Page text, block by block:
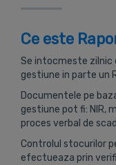
Ce este
Se intocmeste zilnic
gestiune in parte un
Documentele pe
gestiune pot fi: NIR,
proces verbal de
Controlul stocurilor
efectueaza prin